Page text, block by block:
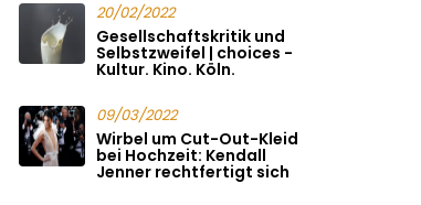
20/02/2022
Gesellschaftskritik und
Selbstzweifel | choices -
Kultur. Kino. Köln.
09/03/2022
Wirbel um Cut-Out-Kleid
bei Hochzeit: Kendall
Jenner rechtfertigt sich